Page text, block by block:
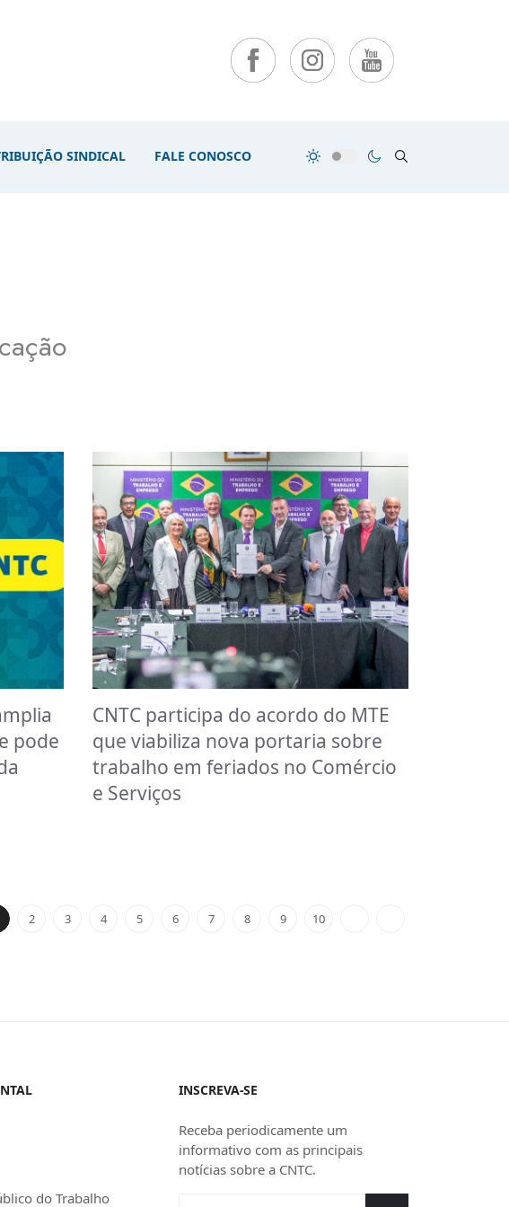
SINDICAL FALE CONOSCO
pode
CNTC participa do acordo do MTE
que viabiliza nova portaria sobre
trabalho em feriados no Comércio
e Serviços
2 3 4 5 6 7 8 9 10
do Trabalho
INSCREVA-SE
Receba periodicamente um
informativo com as principais
notícias sobre a CNTC.